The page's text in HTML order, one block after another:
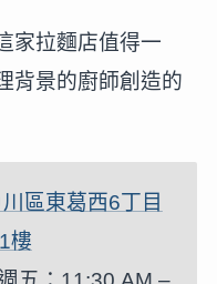
家拉麵店值得一
背景的廚師創造的
區東葛西6丁目
樓